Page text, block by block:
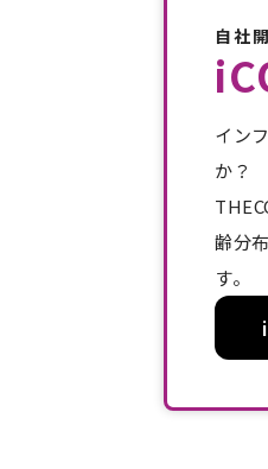
自社
イン
か？
齢分
す。